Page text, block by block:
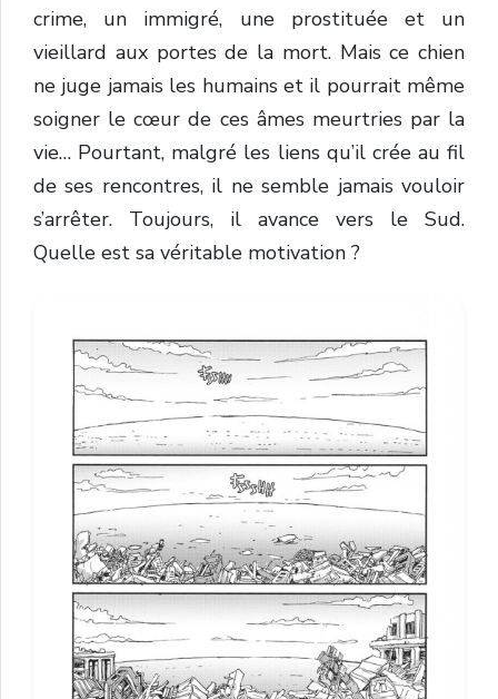
crime, un immigré, une prostituée et un
vieillard aux portes de la mort. Mais ce chien
ne juge jamais les humains et il pourrait même
soigner le cœur de ces âmes meurtries par la
vie… Pourtant, malgré les liens qu’il crée au fil
de ses rencontres, il ne semble jamais vouloir
s’arrêter. Toujours, il avance vers le Sud.
Quelle est sa véritable motivation ?